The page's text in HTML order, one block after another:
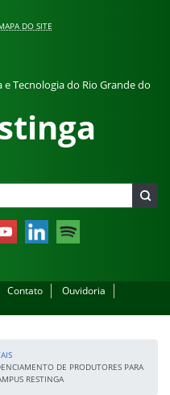
DO SITE
Tecnologia do Rio Grande do
LinkedIn Spotify
Contato
Ouvidoria
DE PRODUTORES PARA
RESTINGA